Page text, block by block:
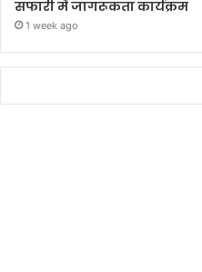
सफारी में जागरूकता कार्यक्रम
1 week ago